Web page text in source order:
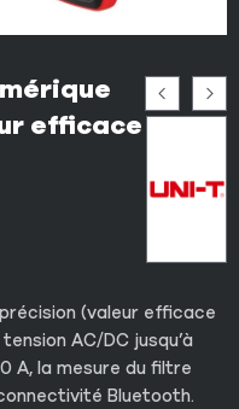
efficace
(valeur efficace
AC/DC jusqu’à
A, la mesure du filtre
Bluetooth.